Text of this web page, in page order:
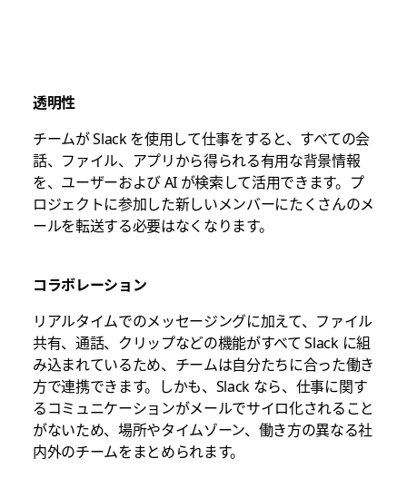
透明性
チームが Slack を使用して仕事をすると、すべての会
話、ファイル、アプリから得られる有用な背景情報
を、ユーザーおよび AI が検索して活用できます。プ
ロジェクトに参加した新しいメンバーにたくさんのメ
ールを転送する必要はなくなります。
コラボレーション
リアルタイムでのメッセージングに加えて、ファイル
共有、通話、クリップなどの機能がすべて Slack に組
み込まれているため、チームは自分たちに合った働き
方で連携できます。しかも、Slack なら、仕事に関す
るコミュニケーションがメールでサイロ化されること
がないため、場所やタイムゾーン、働き方の異なる社
内外のチームをまとめられます。